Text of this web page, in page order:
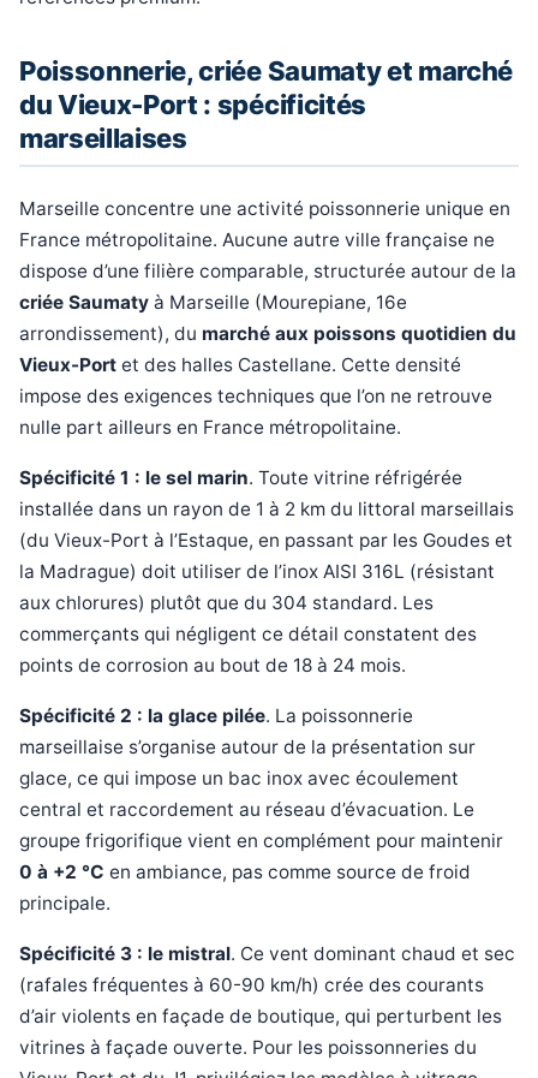
Poissonnerie, criée Saumaty et marché
du Vieux-Port : spécificités
marseillaises
Marseille concentre une activité poissonnerie unique en
France métropolitaine. Aucune autre ville française ne
dispose d’une filière comparable, structurée autour de la
criée Saumaty à Marseille (Mourepiane, 16e
arrondissement), du marché aux poissons quotidien du
Vieux-Port et des halles Castellane. Cette densité
impose des exigences techniques que l’on ne retrouve
nulle part ailleurs en France métropolitaine.
Spécificité 1 : le sel marin. Toute vitrine réfrigérée
installée dans un rayon de 1 à 2 km du littoral marseillais
(du Vieux-Port à l’Estaque, en passant par les Goudes et
la Madrague) doit utiliser de l’inox AISI 316L (résistant
aux chlorures) plutôt que du 304 standard. Les
commerçants qui négligent ce détail constatent des
points de corrosion au bout de 18 à 24 mois.
Spécificité 2 : la glace pilée. La poissonnerie
marseillaise s’organise autour de la présentation sur
glace, ce qui impose un bac inox avec écoulement
central et raccordement au réseau d’évacuation. Le
groupe frigorifique vient en complément pour maintenir
0 à +2 °C en ambiance, pas comme source de froid
principale.
Spécificité 3 : le mistral. Ce vent dominant chaud et sec
(rafales fréquentes à 60-90 km/h) crée des courants
d’air violents en façade de boutique, qui perturbent les
vitrines à façade ouverte. Pour les poissonneries du